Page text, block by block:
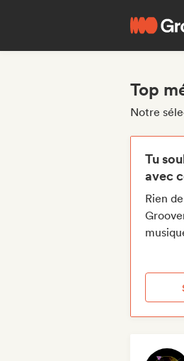
Top
Notre
Tu
avec
Rien